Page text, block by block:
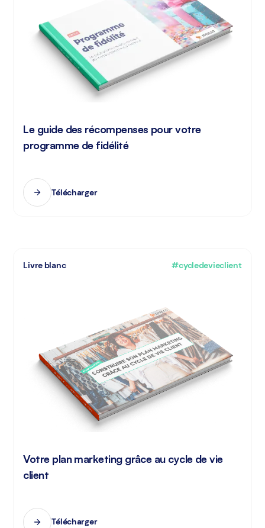
Le guide des récompenses pour votre
programme de fidélité
Télécharger
Livre blanc #cycledevieclient
Votre plan marketing grâce au cycle de vie
client
Télécharger